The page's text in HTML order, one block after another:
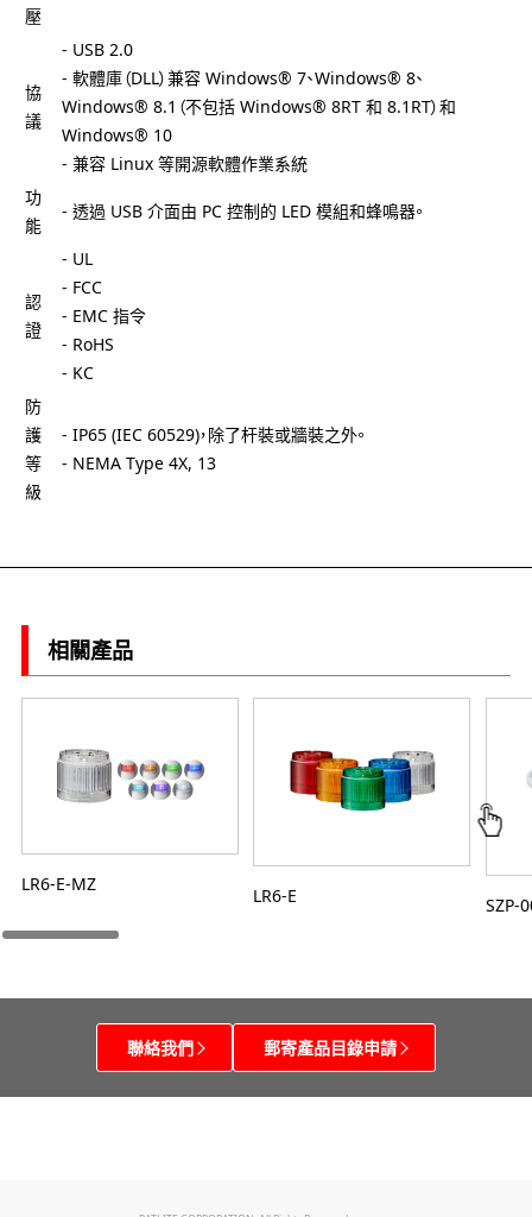
壓
協
議
- USB 2.0
- 軟體庫（DLL）兼容 Windows® 7、Windows® 8、
Windows® 8.1（不包括 Windows® 8RT 和 8.1RT）和
Windows® 10
- 兼容 Linux 等開源軟體作業系統
功
能
- 透過 USB 介面由 PC 控制的 LED 模組和蜂鳴器。
認
證
- UL
- FCC
- EMC 指令
- RoHS
- KC
防
護
等
級
- IP65 (IEC 60529)，除了杆裝或牆裝之外。
- NEMA Type 4X, 13
相關產品
LR6-E-MZ
LR6-E SZP-
聯絡我們 郵寄產品目錄申請